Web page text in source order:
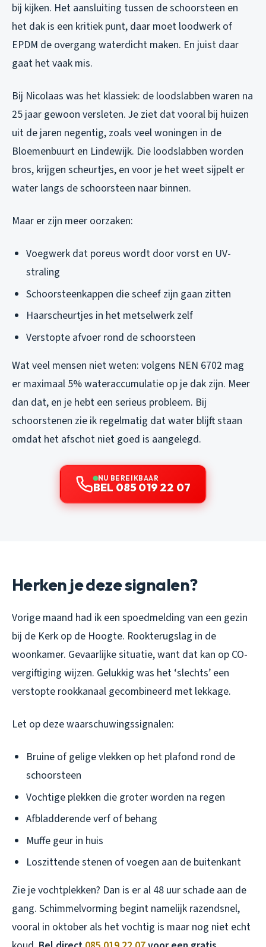
bij kijken. Het aansluiting tussen de schoorsteen en
het dak is een kritiek punt, daar moet loodwerk of
EPDM de overgang waterdicht maken. En juist daar
gaat het vaak mis.
Bij Nicolaas was het klassiek: de loodslabben waren na
25 jaar gewoon versleten. Je ziet dat vooral bij huizen
uit de jaren negentig, zoals veel woningen in de
Bloemenbuurt en Lindewijk. Die loodslabben worden
bros, krijgen scheurtjes, en voor je het weet sijpelt er
water langs de schoorsteen naar binnen.
Maar er zijn meer oorzaken:
Voegwerk dat poreus wordt door vorst en UV-
straling
Schoorsteenkappen die scheef zijn gaan zitten
Haarscheurtjes in het metselwerk zelf
Verstopte afvoer rond de schoorsteen
Wat veel mensen niet weten: volgens NEN 6702 mag
er maximaal 5% wateraccumulatie op je dak zijn. Meer
dan dat, en je hebt een serieus probleem. Bij
schoorstenen zie ik regelmatig dat water blijft staan
omdat het afschot niet goed is aangelegd.
NU BEREIKBAAR
BEL 085 019 22 07
Herken je deze signalen?
Vorige maand had ik een spoedmelding van een gezin
bij de Kerk op de Hoogte. Rookterugslag in de
woonkamer. Gevaarlijke situatie, want dat kan op CO-
vergiftiging wijzen. Gelukkig was het ‘slechts’ een
verstopte rookkanaal gecombineerd met lekkage.
Let op deze waarschuwingssignalen:
Bruine of gelige vlekken op het plafond rond de
schoorsteen
Vochtige plekken die groter worden na regen
Afbladderende verf of behang
Muffe geur in huis
Loszittende stenen of voegen aan de buitenkant
Zie je vochtplekken? Dan is er al 48 uur schade aan de
gang. Schimmelvorming begint namelijk razendsnel,
vooral in oktober als het vochtig is maar nog niet echt